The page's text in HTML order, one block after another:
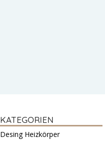
KATEGORIEN
Desing Heizkörper